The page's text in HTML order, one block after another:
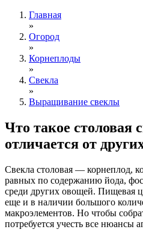
Главная
»
Огород
»
Корнеплоды
»
Свекла
»
Выращивание свеклы
Что такое столовая
отличается от
Свекла столовая — корнеплод,
равных по содержанию йода,
среди других овощей. Пищевая
еще и в наличии большого
макроэлементов. Но чтобы
потребуется учесть все нюансы